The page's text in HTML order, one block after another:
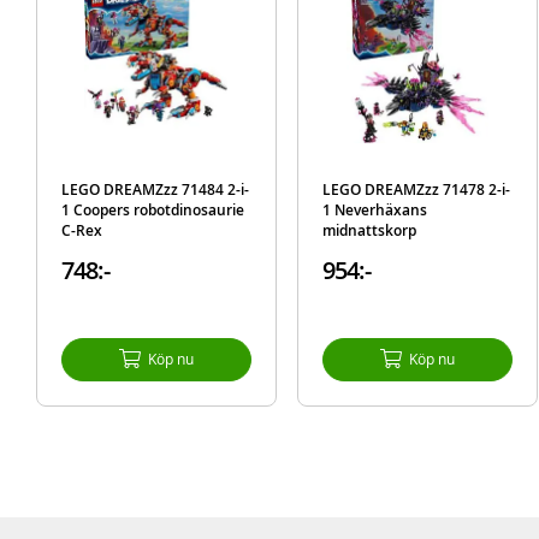
LEGO DREAMZzz 71484 2-i-
1 Coopers robotdinosaurie
C-Rex
748:-
Köp nu
LEGO DREAMZzz 71478 2-i-
1 Neverhäxans
midnattskorp
954:-
Köp nu